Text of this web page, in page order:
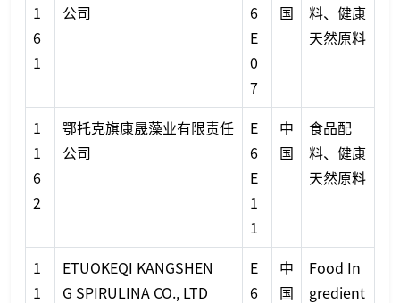
1
6
1
公司
6
E
0
7
国
料、健康
天然原料
1
1
6
2
鄂托克旗康晟藻业有限责任
公司
E
6
E
1
1
中
国
食品配
料、健康
天然原料
1
1
ETUOKEQI KANGSHEN
G SPIRULINA CO., LTD
E
6
中
国
Food In
gredient